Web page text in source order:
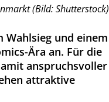
(Bild: Shutterstock)
und einem
Ära an. Für die
anspruchsvoller
attraktive